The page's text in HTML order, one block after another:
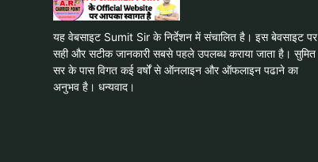
यह वेबसाइट Sumit Sir के निर्देशन में संचालित है। इस बेवसाइट पर
सही और सटीक जानकारी सबसे पहले उपलब्ध कराया जाता है। सुमित
सर के पास विगत कई वर्षों से ऑनलाइन और ऑफलाइन पढाने का
अनुभव है। धन्यवाद।